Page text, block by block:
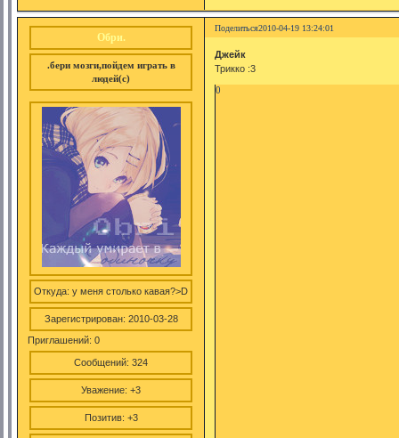
Поделиться2010-04-19 13:24:01
Обри.
.бери мозги,пойдем играть в
людей(с)
Откуда: у меня столько кавая?>D
Зарегистрирован: 2010-03-28
Приглашений: 0
Сообщений: 324
Уважение: +3
Позитив: +3
Джейк
Трикко :3
0